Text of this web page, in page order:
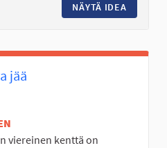
NÄYTÄ IDEA
jää
viereinen kenttä on